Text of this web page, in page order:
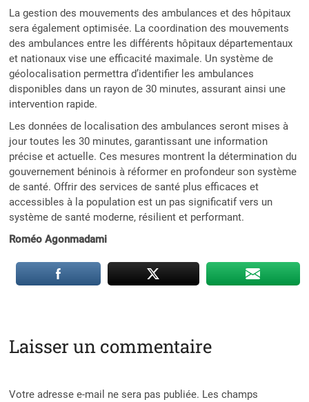
La gestion des mouvements des ambulances et des hôpitaux
sera également optimisée. La coordination des mouvements
des ambulances entre les différents hôpitaux départementaux
et nationaux vise une efficacité maximale. Un système de
géolocalisation permettra d’identifier les ambulances
disponibles dans un rayon de 30 minutes, assurant ainsi une
intervention rapide.
Les données de localisation des ambulances seront mises à
jour toutes les 30 minutes, garantissant une information
précise et actuelle. Ces mesures montrent la détermination du
gouvernement béninois à réformer en profondeur son système
de santé. Offrir des services de santé plus efficaces et
accessibles à la population est un pas significatif vers un
système de santé moderne, résilient et performant.
Roméo Agonmadami
Laisser un commentaire
Votre adresse e-mail ne sera pas publiée. Les champs